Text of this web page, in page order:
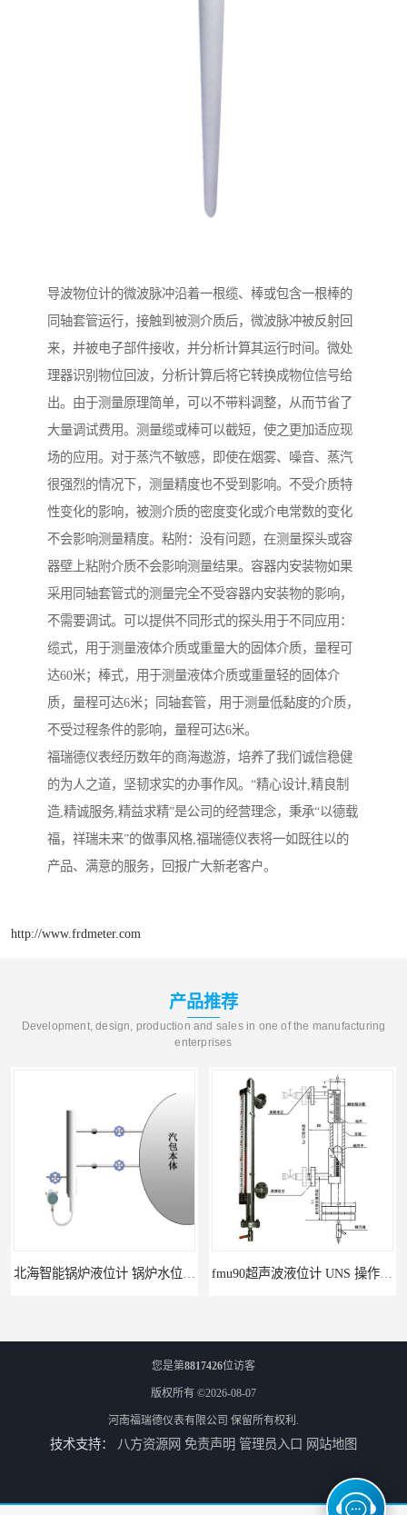
导波物位计的微波脉冲沿着一根缆、棒或包含一根棒的
同轴套管运行，接触到被测介质后，微波脉冲被反射回
来，并被电子部件接收，并分析计算其运行时间。微处
理器识别物位回波，分析计算后将它转换成物位信号给
出。由于测量原理简单，可以不带料调整，从而节省了
大量调试费用。测量缆或棒可以截短，使之更加适应现
场的应用。对于蒸汽不敏感，即使在烟雾、噪音、蒸汽
很强烈的情况下，测量精度也不受到影响。不受介质特
性变化的影响，被测介质的密度变化或介电常数的变化
不会影响测量精度。粘附：没有问题，在测量探头或容
器壁上粘附介质不会影响测量结果。容器内安装物如果
采用同轴套管式的测量完全不受容器内安装物的影响，
不需要调试。可以提供不同形式的探头用于不同应用：
缆式，用于测量液体介质或重量大的固体介质，量程可
达60米；棒式，用于测量液体介质或重量轻的固体介
质，量程可达6米；同轴套管，用于测量低黏度的介质，
不受过程条件的影响，量程可达6米。
福瑞德仪表经历数年的商海遨游，培养了我们诚信稳健
的为人之道，坚韧求实的办事作风。“精心设计,精良制
造,精诚服务,精益求精”是公司的经营理念，秉承“以德载
福，祥瑞未来”的做事风格,福瑞德仪表将一如既往以的
产品、满意的服务，回报广大新老客户。
http://www.frdmeter.com
产品推荐
Development, design, production and sales in one of the manufacturing
enterprises
北海智能锅炉液位计 锅炉水位计厂商 自动适应自动校准 fmu90超声波液位计 UNS 操作简单
FMP43 润滑油雷达液位计 能够提供定制服务 云南高加智能锅炉汽包液位计 窑头窑尾液位计
您是第8817426位访客
版权所有 ©2026-08-07
河南福瑞德仪表有限公司 保留所有权利.
技术支持： 八方资源网 免责声明 管理员入口 网站地图